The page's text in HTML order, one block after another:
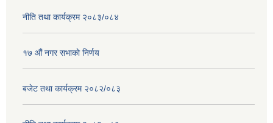
नीति तथा कार्यक्रम २०८३/०८४
१७ ‌‍औं नगर सभाकाे निर्णय
बजेट तथा कार्यक्रम २०८२/०८३